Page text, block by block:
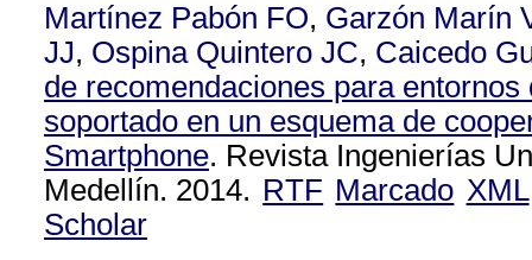
Martínez Pabón FO, Garzón Marín
JJ, Ospina Quintero JC, Caicedo
de recomendaciones para
soportado en un esquema de
Smartphone. Revista Ingenierías
Medellín. 2014. RTF Marcado XML
Scholar